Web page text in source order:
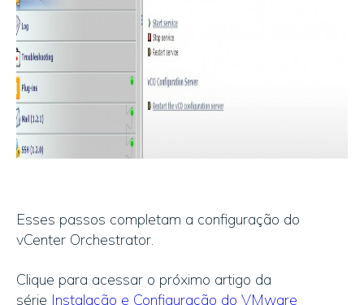
Esses passos completam a configuração do
vCenter Orchestrator.
Clique para acessar o próximo artigo da
série Instalação e Configuração do VMware